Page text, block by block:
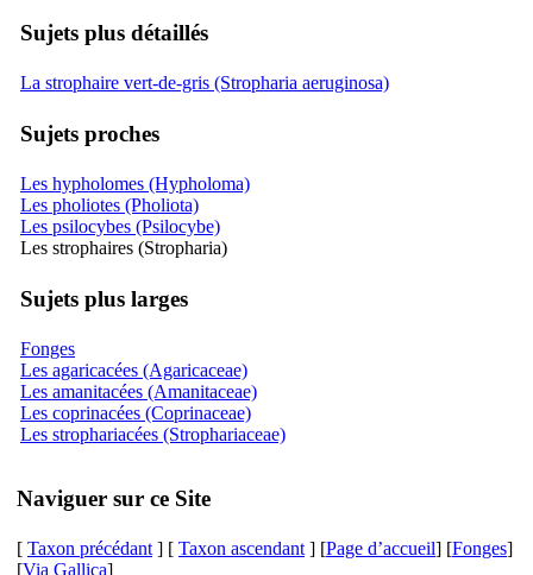
Sujets plus détaillés
La strophaire vert-de-gris (Stropharia aeruginosa)
Sujets proches
Les hypholomes (Hypholoma)
Les pholiotes (Pholiota)
Les psilocybes (Psilocybe)
Les strophaires (Stropharia)
Sujets plus larges
Fonges
Les agaricacées (Agaricaceae)
Les amanitacées (Amanitaceae)
Les coprinacées (Coprinaceae)
Les strophariacées (Strophariaceae)
Naviguer sur ce Site
[ Taxon précédant ] [ Taxon ascendant ] [Page d’accueil] [Fonges]
[Via Gallica]